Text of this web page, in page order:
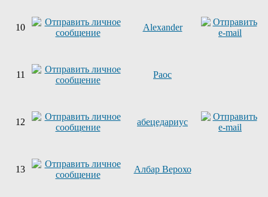
10 Alexander
11 Раос
12 абецедариус
13 Албар Верохо